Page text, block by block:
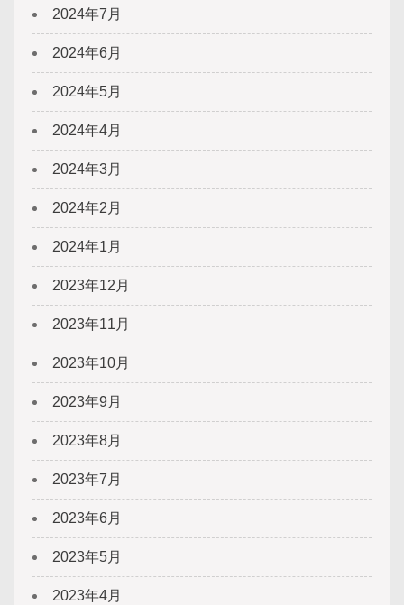
2024年7月
2024年6月
2024年5月
2024年4月
2024年3月
2024年2月
2024年1月
2023年12月
2023年11月
2023年10月
2023年9月
2023年8月
2023年7月
2023年6月
2023年5月
2023年4月